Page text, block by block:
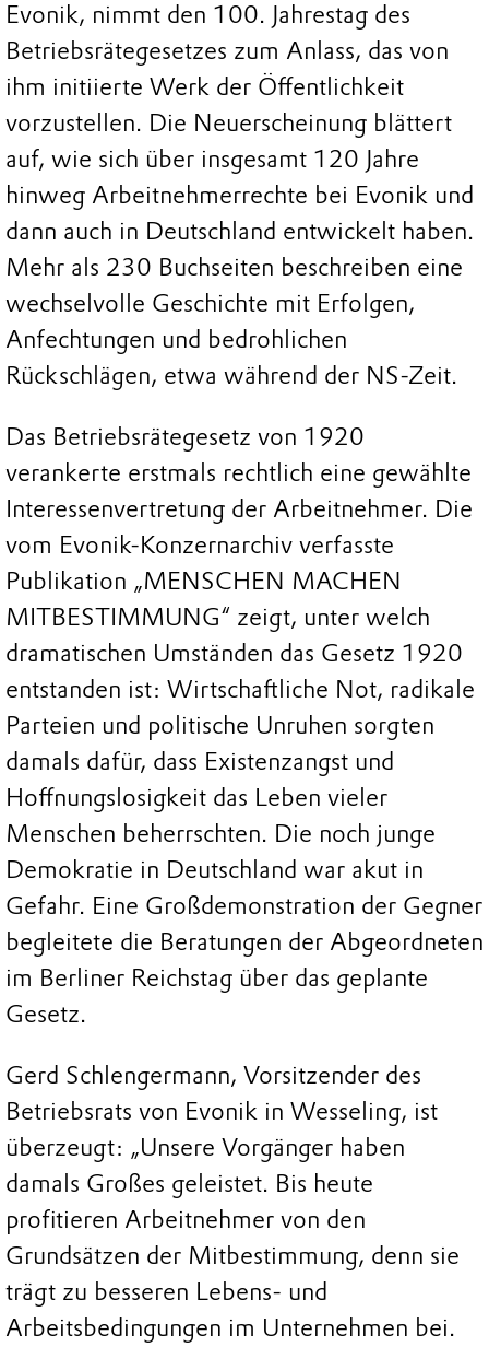
Evonik, nimmt den 100. Jahrestag des
Betriebsrätegesetzes zum Anlass, das von
ihm initiierte Werk der Öffentlichkeit
vorzustellen. Die Neuerscheinung blättert
auf, wie sich über insgesamt 120 Jahre
hinweg Arbeitnehmerrechte bei Evonik und
dann auch in Deutschland entwickelt haben.
Mehr als 230 Buchseiten beschreiben eine
wechselvolle Geschichte mit Erfolgen,
Anfechtungen und bedrohlichen
Rückschlägen, etwa während der NS-Zeit.
Das Betriebsrätegesetz von 1920
verankerte erstmals rechtlich eine gewählte
Interessenvertretung der Arbeitnehmer. Die
vom Evonik-Konzernarchiv verfasste
Publikation „MENSCHEN MACHEN
MITBESTIMMUNG“ zeigt, unter welch
dramatischen Umständen das Gesetz 1920
entstanden ist: Wirtschaftliche Not, radikale
Parteien und politische Unruhen sorgten
damals dafür, dass Existenzangst und
Hoffnungslosigkeit das Leben vieler
Menschen beherrschten. Die noch junge
Demokratie in Deutschland war akut in
Gefahr. Eine Großdemonstration der Gegner
begleitete die Beratungen der Abgeordneten
im Berliner Reichstag über das geplante
Gesetz.
Gerd Schlengermann, Vorsitzender des
Betriebsrats von Evonik in Wesseling, ist
überzeugt: „Unsere Vorgänger haben
damals Großes geleistet. Bis heute
profitieren Arbeitnehmer von den
Grundsätzen der Mitbestimmung, denn sie
trägt zu besseren Lebens- und
Arbeitsbedingungen im Unternehmen bei.